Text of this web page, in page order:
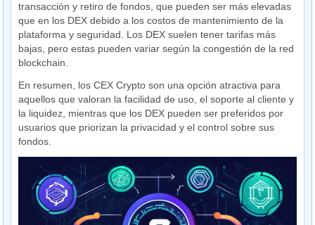
transacción y retiro de fondos, que pueden ser más elevadas
que en los DEX debido a los costos de mantenimiento de la
plataforma y seguridad. Los DEX suelen tener tarifas más
bajas, pero estas pueden variar según la congestión de la red
blockchain.
En resumen, los CEX Crypto son una opción atractiva para
aquellos que valoran la facilidad de uso, el soporte al cliente y
la liquidez, mientras que los DEX pueden ser preferidos por
usuarios que priorizan la privacidad y el control sobre sus
fondos.